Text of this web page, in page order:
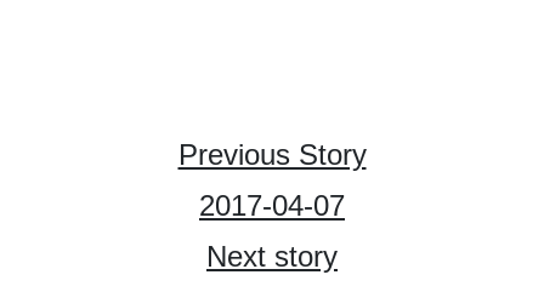
Previous Story
2017-04-07
Next story